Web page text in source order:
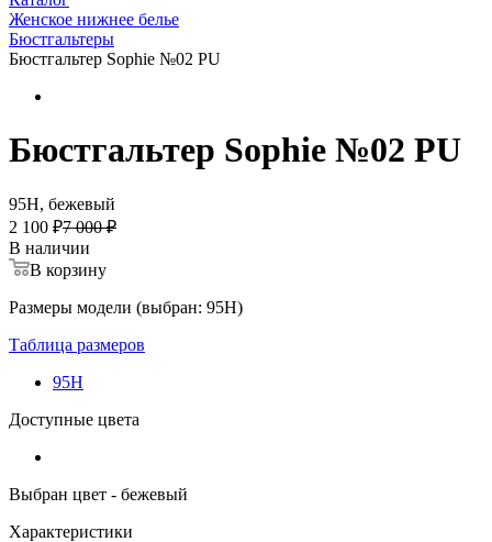
Женское нижнее белье
Бюстгальтеры
Бюстгальтер Sophie №02 PU
Бюстгальтер Sophie №02 PU
95H, бежевый
2 100 ₽7 000 ₽
В наличии
В корзину
Размеры модели (выбран: 95H)
Таблица размеров
95H
Доступные цвета
Выбран цвет - бежевый
Характеристики